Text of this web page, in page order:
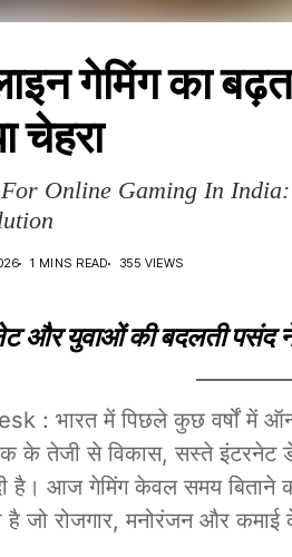
गेमिंग का
चेहरा
Online Gaming In
1 MINS READ 355 VIEWS
और युवाओं की बदलती पसंद
: भारत में पिछले कुछ वर्षों में
के तेजी से विकास, सस्ते इंटरनेट
है। आज गेमिंग केवल समय बिताने
जो रोजगार, मनोरंजन और